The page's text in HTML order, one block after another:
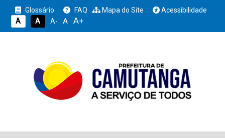
Glossário FAQ Mapa do Site
Acessibilidade
A
A A- A A+